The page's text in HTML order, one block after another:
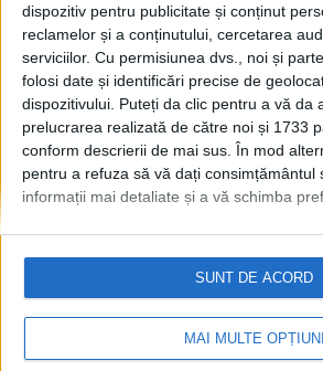
dispozitiv pentru publicitate și conținut
reclamelor și a conținutului, cercetarea
serviciilor. Cu permisiunea dvs., noi și
folosi date și identificări precise de
dispozitivului. Puteți da clic pentru a vă da
prelucrarea realizată de către noi și 1733
conform descrierii de mai sus. În mod
pentru a refuza să vă dați consimțământul
informații mai detaliate și a vă schimba
retrageți consimțământul în orice moment,
și făcând clic pe butonul
MAI MULTE OPȚIUNI
SUNT DE ACORD
© 2020 Radio TOP Suceava 104 FM